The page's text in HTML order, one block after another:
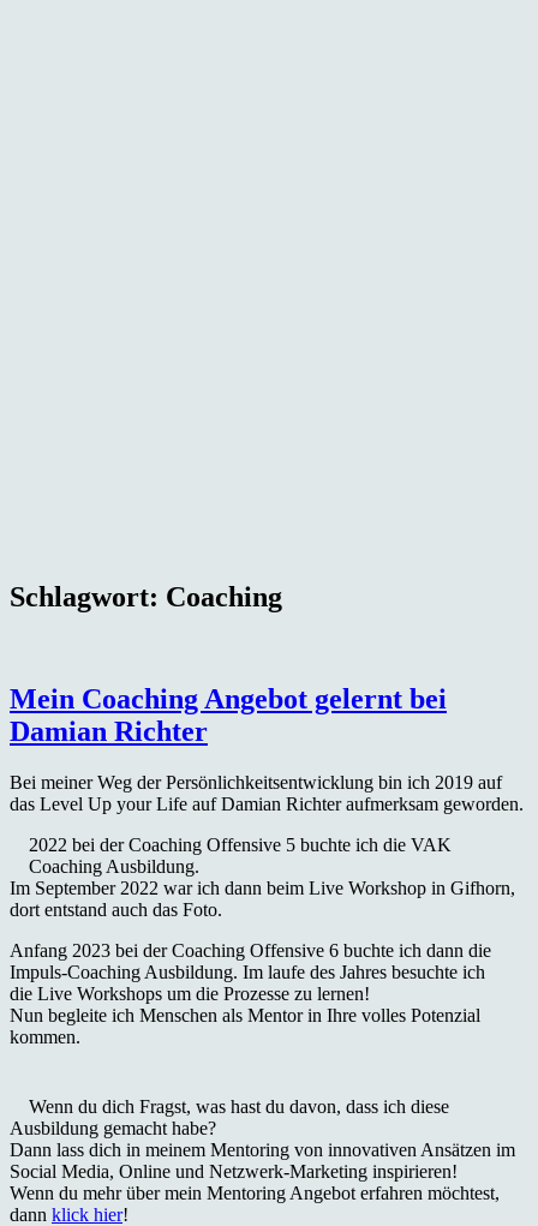
Schlagwort: Coaching
Mein Coaching Angebot gelernt bei
Damian Richter
Bei meiner Weg der Persönlichkeitsentwicklung bin ich 2019 auf
das Level Up your Life auf Damian Richter aufmerksam geworden.
2022 bei der Coaching Offensive 5 buchte ich die VAK
Coaching Ausbildung.
Im September 2022 war ich dann beim Live Workshop in Gifhorn,
dort entstand auch das Foto.
Anfang 2023 bei der Coaching Offensive 6 buchte ich dann die
Impuls-Coaching Ausbildung. Im laufe des Jahres besuchte ich
die Live Workshops um die Prozesse zu lernen!
Nun begleite ich Menschen als Mentor in Ihre volles Potenzial
kommen.
Wenn du dich Fragst, was hast du davon, dass ich diese
Ausbildung gemacht habe?
Dann lass dich in meinem Mentoring von innovativen Ansätzen im
Social Media, Online und Netzwerk-Marketing inspirieren!
Wenn du mehr über mein Mentoring Angebot erfahren möchtest,
dann klick hier!